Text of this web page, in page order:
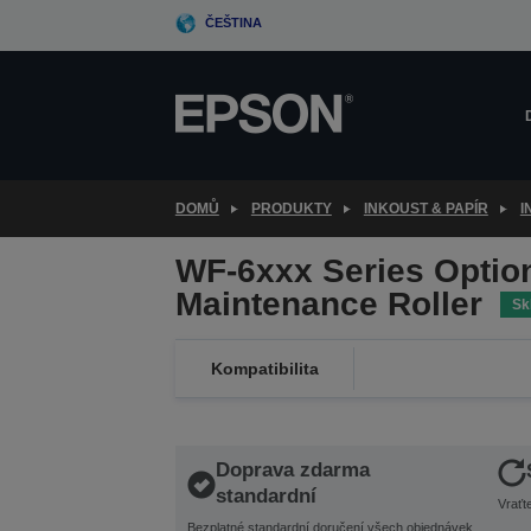
ČEŠTINA
DOMŮ PRODUKTY INKOUST & PAPÍR
WF-6xxx Series
Maintenance Roller
Kompatibilita
Doprava zdarma
standardní
Bezplatné standardní doručení všech objednávek